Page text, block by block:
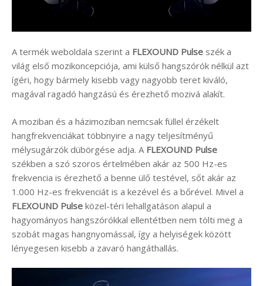
A termék weboldala szerint a FLEXOUND Pulse szék a
világ első mozikoncepciója, ami külső hangszórók nélkül azt
ígéri, hogy bármely kisebb vagy nagyobb teret kiváló,
magával ragadó hangzású és érezhető mozivá alakít.
A moziban és a házimoziban nemcsak füllel érzékelt
hangfrekvenciákat többnyire a nagy teljesítményű
mélysugárzók dübörgése adja. A FLEXOUND Pulse
székben a szó szoros értelmében akár az 500 Hz-es
frekvencia is érezhető a benne ülő testével, sőt akár az
1.000 Hz-es frekvenciát is a kezével és a bőrével. Mivel a
FLEXOUND Pulse közel-téri lehallgatáson alapul a
hagyományos hangszórókkal ellentétben nem tölti meg a
szobát magas hangnyomással, így a helyiségek között
lényegesen kisebb a zavaró hangáthallás.